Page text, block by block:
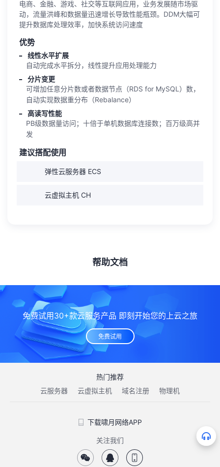
电商、金融、游戏、社交等互联网应用，业务发展随市场驱
动，流量洪峰和数据量迅速增长导致性能瓶颈。DDM大幅可
提升数据库处理效率，加快系统访问速度
优势
线性水平扩展
自动完成水平拆分，线性提升应用处理能力
分片变更
可增加任意分片数或者数据节点（RDS for MySQL）数，
自动实现数据重分布（Rebalance）
高读写性能
PB级数据量访问；十倍于单机数据库连接数；百万级高并
发
建议搭配使用
弹性云服务器 ECS
云虚拟主机 CH
帮助文档
免费试用30+款云服务产品 即刻开始您的上云之旅
免费试用
热门推荐
云服务器
云虚拟主机 域名注册 物理机
下载啸月网络APP
关注我们